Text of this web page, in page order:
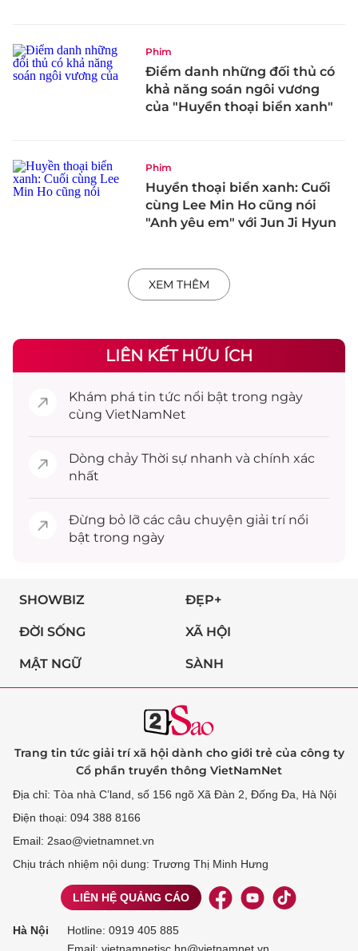
Phim
Điểm danh những đối thủ có
khả năng soán ngôi vương
của "Huyền thoại biển xanh"
Phim
Huyền thoại biển xanh: Cuối
cùng Lee Min Ho cũng nói
"Anh yêu em" với Jun Ji Hyun
XEM THÊM
LIÊN KẾT HỮU ÍCH
Khám phá tin tức nổi bật trong ngày
cùng VietNamNet
Dòng chảy Thời sự nhanh và chính xác
nhất
Đừng bỏ lỡ các câu chuyện giải trínổi
bật trong ngày
SHOWBIZ ĐẸP+
ĐỜI SỐNG XÃ HỘI
MẬT NGỮ SÀNH
Trang tin tức giải trí xã hội dành cho giới trẻ của công ty
Cổ phần truyền thông VietNamNet
Địa chỉ: Tòa nhà C’land, số 156 ngõ Xã Đàn 2, Đống Đa, Hà Nội
Điện thoại: 094 388 8166
Email: 2sao@vietnamnet.vn
Chịu trách nhiệm nội dung: Trương Thị Minh Hưng
LIÊN HỆ QUẢNG CÁO
Hà Nội Hotline: 0919 405 885